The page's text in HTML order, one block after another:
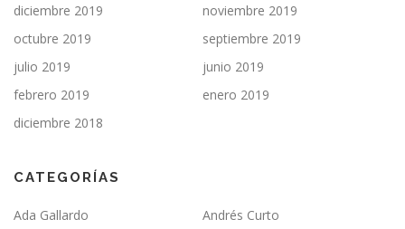
diciembre 2019
noviembre 2019
octubre 2019
septiembre 2019
julio 2019
junio 2019
febrero 2019
enero 2019
diciembre 2018
CATEGORÍAS
Ada Gallardo
Andrés Curto